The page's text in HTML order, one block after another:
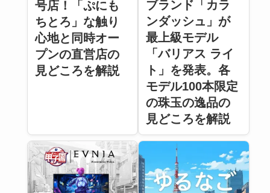
号店！「ぷにも
ちとろ」な触り
心地と同時オー
プンの直営店の
見どころを解説
ブランド「カラ
ンダッシュ」が
最上級モデル
「バリアス ライ
ト」を発表。各
モデル100本限定
の珠玉の逸品の
見どころを解説